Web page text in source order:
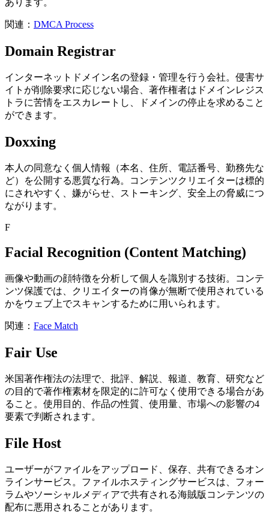
関連： DMCA Process
Domain Registrar
インターネットドメイン名の登録・管理を行う会社。侵害サ
イトが削除要求に応じない場合、著作権者はドメインレジス
トラに苦情をエスカレートし、ドメインの停止を求めること
ができます。
Doxxing
本人の同意なく個人情報（本名、住所、電話番号、勤務先な
ど）を公開する悪質な行為。コンテンツクリエイターは標的
にされやすく、嫌がらせ、ストーキング、安全上の脅威につ
ながります。
F
Facial Recognition (Content Matching)
画像や動画の顔特徴を分析して個人を識別する技術。コンテ
ンツ保護では、クリエイターの肖像が無断で使用されている
かをウェブ上でスキャンするために用いられます。
関連： Face Match
Fair Use
米国著作権法の法理で、批評、解説、報道、教育、研究など
の目的で著作権素材を限定的に許可なく使用できる場合があ
ること。使用目的、作品の性質、使用量、市場への影響の4
要素で判断されます。
File Host
ユーザーがファイルをアップロード、保存、共有できるオン
ラインサービス。ファイルホスティングサービスは、フォー
ラムやソーシャルメディアで共有される海賊版コンテンツの
配布に悪用されることがあります。